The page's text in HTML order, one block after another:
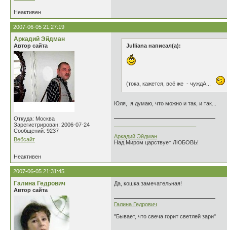
Неактивен
2007-06-05 21:27:19
Аркадий Эйдман
Автор сайта
Откуда: Москва
Зарегистрирован: 2006-07-24
Сообщений: 9237
Вебсайт
Julliana написал(а):
(тока, кажется, всё же - чуждА...
Юля, я думаю, что можно и так, и так...
Аркадий Эйдман
Над Миром царствует ЛЮБОВЬ!
Неактивен
2007-06-05 21:31:45
Галина Гедрович
Автор сайта
Да, кошка замечательная!
Галина Гедрович
"Бывает, что свеча горит светлей зари"